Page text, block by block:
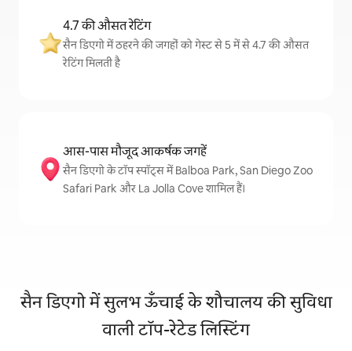
4.7 की औसत रेटिंग
सैन डिएगो में ठहरने की जगहों को गेस्ट से 5 में से 4.7 की औसत
रेटिंग मिलती है
आस-पास मौजूद आकर्षक जगहें
सैन डिएगो के टॉप स्पॉट्स में Balboa Park, San Diego Zoo
Safari Park और La Jolla Cove शामिल हैं।
सैन डिएगो में सुलभ ऊँचाई के शौचालय की सुविधा
वाली टॉप-रेटेड लिस्टिंग